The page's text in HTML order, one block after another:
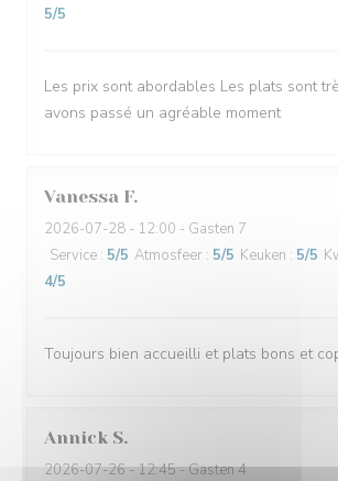
5/5
Les prix sont abordables Les plats sont
avons passé un agréable moment
Vanessa F
2026-07-28 - 12:00 - Gasten 7
Service : 5/5 Atmosfeer : 5/5 Keuken : 5/5
4/5
Toujours bien accueilli et plats bons et
Annick S
2026-07-26- 12:45 - Gasten 4